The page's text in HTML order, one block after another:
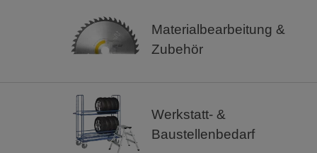
Materialbearbeitung &
Zubehör
Werkstatt- &
Baustellenbedarf